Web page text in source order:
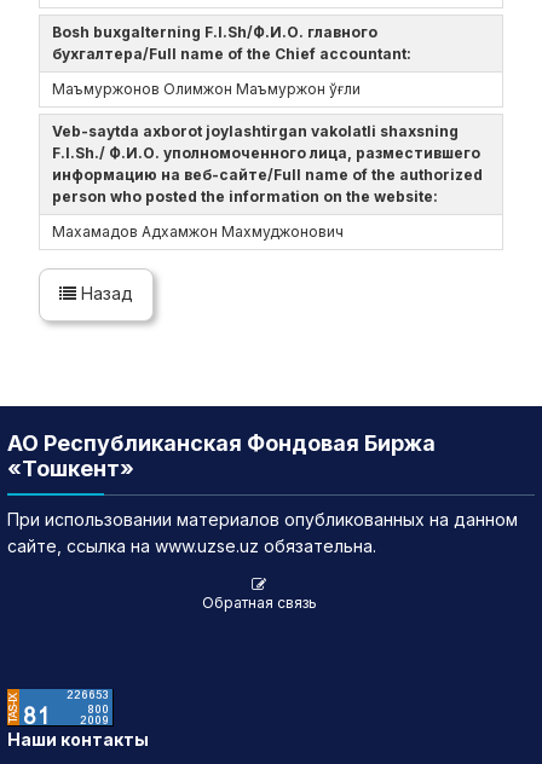
Bosh buxgalterning F.I.Sh/Ф.И.О. главного
бухгалтера/Full name of the Chief accountant:
Маъмуржонов Олимжон Маъмуржон ўғли
Veb-saytda axborot joylashtirgan vakolatli shaxsning
F.I.Sh./ Ф.И.О. уполномоченного лица, разместившего
информацию на веб-сайте/Full name of the authorized
person who posted the information on the website:
Махамадов Адхамжон Махмуджонович
Назад
АО Республиканская Фондовая Биржа
«Тошкент»
При использовании материалов опубликованных на данном
сайте, ссылка на www.uzse.uz обязательна.
Обратная связь
Наши контакты